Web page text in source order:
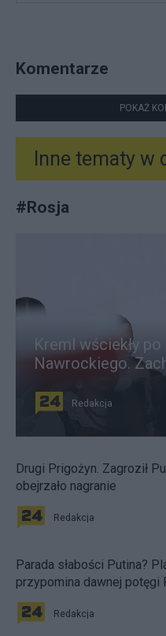
Komentarze
POKAŻ
Inne tematy w
#Rosja
Kreml wściekły
Nawrockiego.
Redakcja
Drugi Prigożyn. Zagroził
obejrzało nagranie
Redakcja
Parada słabości Putina?
przypomina dawnej potęgi
Redakcja